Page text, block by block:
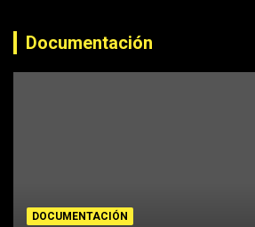
Documentación
DOCUMENTACIÓN